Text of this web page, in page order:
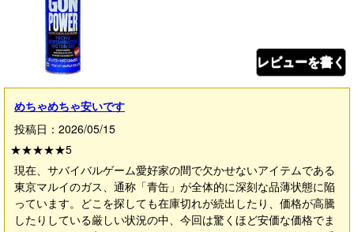
レビューを書く
めちゃめちゃ安いです
投稿日：2026/05/15
★★★★★5
現在、サバイバルゲーム愛好家の間で欠かせないアイテムである
東京マルイのガス、通称「青缶」が全体的に深刻な品薄状態に陥
っています。どこを探しても在庫切れが続出したり、価格が高騰
したりしている厳しい状況の中、今回は驚くほど安価な価格でま